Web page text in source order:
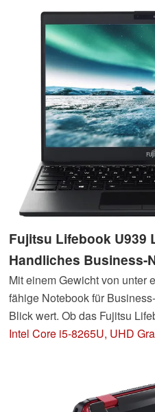
Fujitsu Lifebook U939
Handliches Business-
Mit einem Gewicht von unter
fähige Notebook für
Blick wert. Ob das Fujitsu
leicht ist, sondern auch etwas
Intel Core i5-8265U, UHD